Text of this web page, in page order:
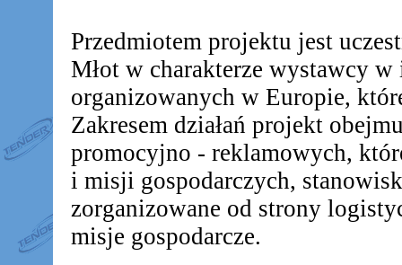
Przedmiotem projektu jest
Młot w charakterze wystawcy
organizowanych w Europie,
Zakresem działań projekt
promocyjno - reklamowych,
i misji gospodarczych,
zorganizowane od strony
misje gospodarcze.